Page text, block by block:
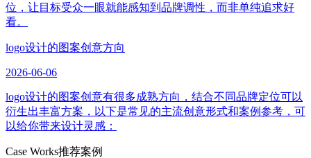
位，让目标受众一眼就能感知到品牌调性，而非单纯追求好
看。
logo设计的图案创意方向
2026-06-06
logo设计的图案创意有很多成熟方向，结合不同品牌定位可以
衍生出丰富方案，以下是常见的主流创意形式和案例参考，可
以给你带来设计灵感：
Case Works推荐案例